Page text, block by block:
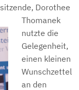
Dorothee
Thomanek
nutzte die
Gelegenheit,
einen kleinen
Wunschzettel
an den